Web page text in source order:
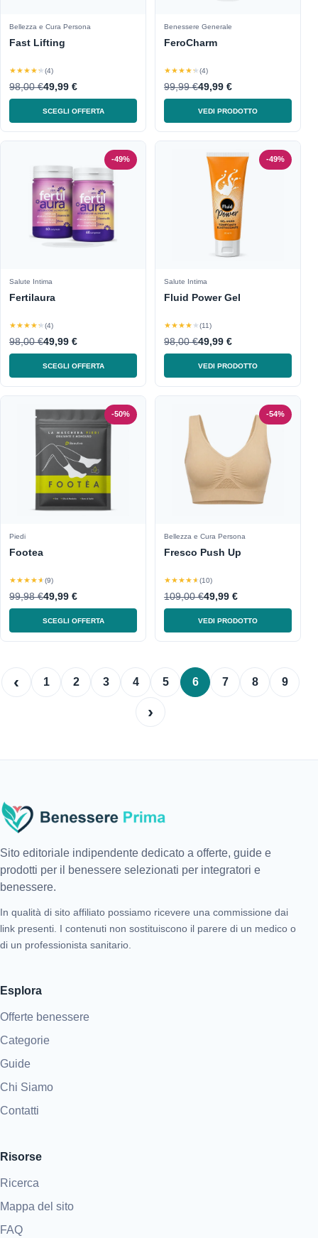
Bellezza e Cura Persona
Fast Lifting
★★★★★(4)
98,00 €49,99 €
SCEGLI OFFERTA
Benessere Generale
FeroCharm
★★★★★(4)
99,99 €49,99 €
VEDI PRODOTTO
-49%
Salute Intima
Fertilaura
★★★★★(4)
98,00 €49,99 €
SCEGLI OFFERTA
-49%
Salute Intima
Fluid Power Gel
★★★★★(11)
98,00 €49,99 €
VEDI PRODOTTO
-50%
Piedi
Footea
★★★★★(9)
99,98 €49,99 €
SCEGLI OFFERTA
-54%
Bellezza e Cura Persona
Fresco Push Up
★★★★★(10)
109,00 €49,99 €
VEDI PRODOTTO
‹ 1 2 3 4 5 6 7 8 9
›
Sito editoriale indipendente dedicato a offerte, guide e
prodotti per il benessere selezionati per integratori e
benessere.
In qualità di sito affiliato possiamo ricevere una commissione dai
link presenti. I contenuti non sostituiscono il parere di un medico o
di un professionista sanitario.
Esplora
Offerte benessere
Categorie
Guide
Chi Siamo
Contatti
Risorse
Ricerca
Mappa del sito
FAQ